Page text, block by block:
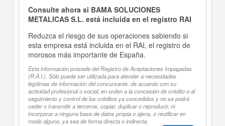
Consulte ahora si BAMA SOLUCIONES
METALICAS S.L. está incluida en el registro RAI
Reduzca el riesgo de sus operaciones sabiendo si
esta empresa está incluida en el RAI, el registro de
morosos más importante de España.
Esta información procede del Registro de Aceptaciones Impagadas
(R.A.I.). Sólo puede ser utilizada para atender a necesidades
legítimas de información del concursante, de acuerdo con su
actividad profesional o social, en orden a la concesión de crédito o al
seguimiento y control de los créditos ya concedidos y no se podrá
ceder o transmitir a terceros, copiar, duplicar o reproducir, ni
incorporar a ninguna base de datos propia o ajena, o reutilizar en
modo alguno, ya sea de forma directa o indirecta.